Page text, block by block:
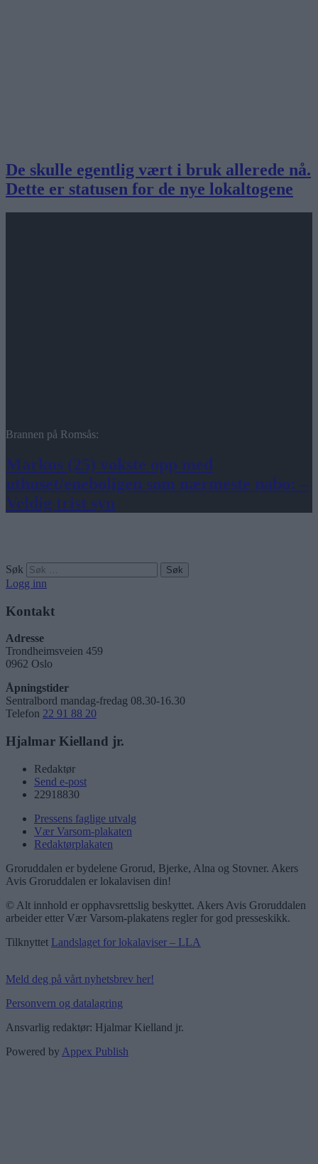
De skulle egentlig vært i bruk allerede nå.
Dette er statusen for de nye lokaltogene
Brannen på Romsås:
Markus (25) vokste opp med
uthuset/eneboligen som nærmeste nabo: –
Veldig trist syn
Søk
Logg inn
Kontakt
Adresse
Trondheimsveien 459
0962 Oslo
Åpningstider
Sentralbord mandag-fredag 08.30-16.30
Telefon 22 91 88 20
Hjalmar Kielland jr.
Redaktør
Send e-post
22918830
Pressens faglige utvalg
Vær Varsom-plakaten
Redaktørplakaten
Groruddalen er bydelene Grorud, Bjerke, Alna og Stovner. Akers
Avis Groruddalen er lokalavisen din!
© Alt innhold er opphavsrettslig beskyttet. Akers Avis Groruddalen
arbeider etter Vær Varsom-plakatens regler for god presseskikk.
Tilknyttet Landslaget for lokalaviser – LLA
Meld deg på vårt nyhetsbrev her!
Personvern og datalagring
Ansvarlig redaktør: Hjalmar Kielland jr.
Powered by Appex Publish